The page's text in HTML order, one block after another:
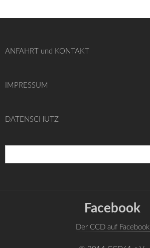
ANFAHRT und KONTAKT
IMPRESSUM
DATENSCHUTZ
Facebook
Der CCD auf Facebook